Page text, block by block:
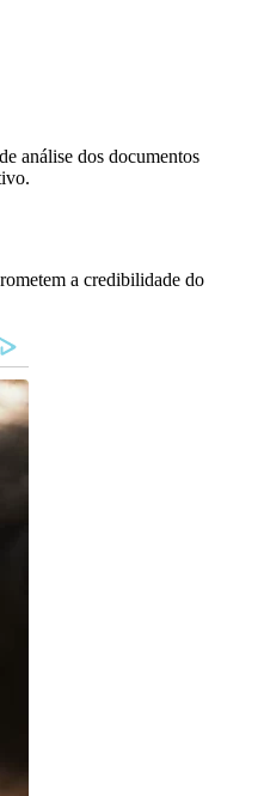
análise dos documentos
a credibilidade do